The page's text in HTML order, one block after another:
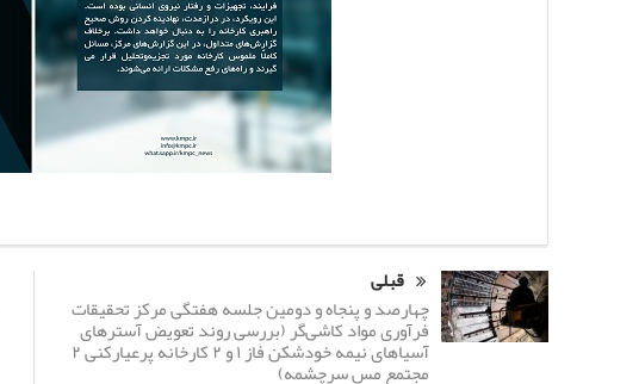
قبلی
چهارصد و پنجاه و دومین جلسه هفتگی مرکز تحقیقات
فرآوری مواد کاشی‌گر (بررسی روند تعویض آسترهای
آسیاهای نیمه خودشکن فاز ۱ و ۲ کارخانه پرعیارکنی ۲
مجتمع مس سرچشمه)